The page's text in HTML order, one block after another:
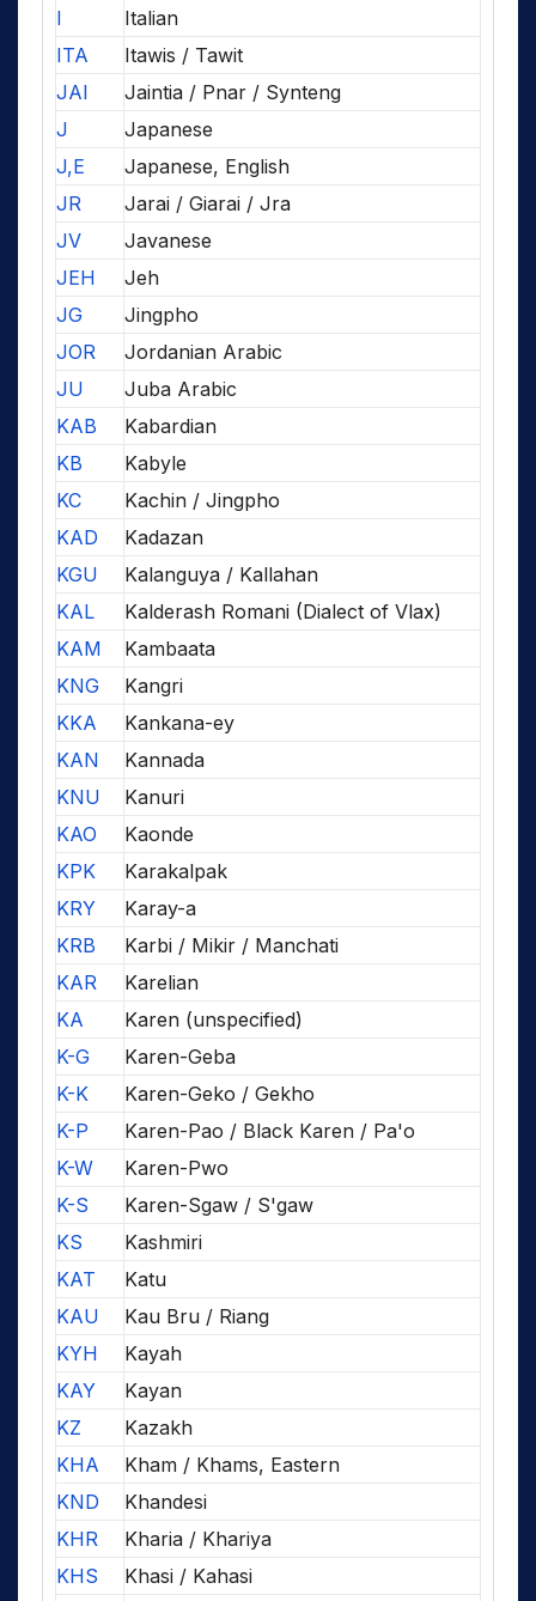
I
Italian
ITA
Itawis / Tawit
JAI
Jaintia / Pnar / Synteng
J
Japanese
J,E
Japanese, English
JR
Jarai / Giarai / Jra
JV
Javanese
JEH
Jeh
JG
Jingpho
JOR
Jordanian Arabic
JU
Juba Arabic
KAB
Kabardian
KB
Kabyle
KC
Kachin / Jingpho
KAD
Kadazan
KGU
Kalanguya / Kallahan
KAL
Kalderash Romani (Dialect of Vlax)
KAM
Kambaata
KNG
Kangri
KKA
Kankana-ey
KAN
Kannada
KNU
Kanuri
KAO
Kaonde
KPK
Karakalpak
KRY
Karay-a
KRB
Karbi / Mikir / Manchati
KAR
Karelian
KA
Karen (unspecified)
K-G
Karen-Geba
K-K
Karen-Geko / Gekho
K-P
Karen-Pao / Black Karen / Pa'o
K-W
Karen-Pwo
K-S
Karen-Sgaw / S'gaw
KS
Kashmiri
KAT
Katu
KAU
Kau Bru / Riang
KYH
Kayah
KAY
Kayan
KZ
Kazakh
KHA
Kham / Khams, Eastern
KND
Khandesi
KHR
Kharia / Khariya
KHS
Khasi / Kahasi